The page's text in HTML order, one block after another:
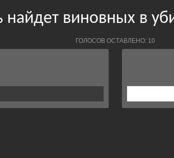
найдет виновных в
ГОЛОСОВ ОСТАВЛЕНО: 10